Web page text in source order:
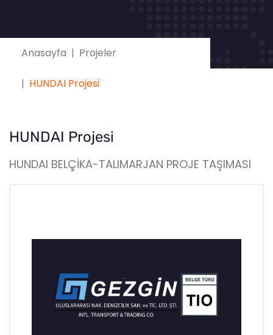
Anasayfa Projeler
HUNDAI Projesi
HUNDAI Projesi
HUNDAI BELÇİKA-TALIMARJAN PROJE TAŞIMASI